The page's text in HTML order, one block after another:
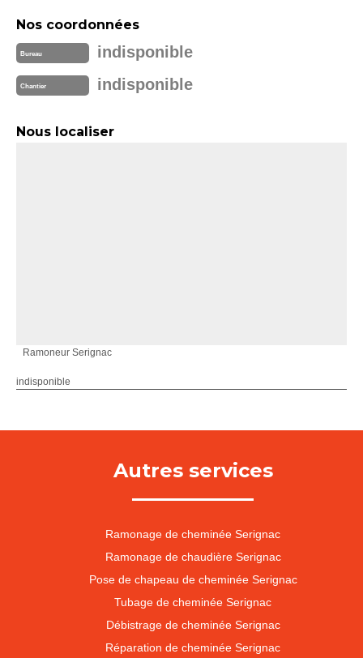
Nos coordonnées
Bureau indisponible
Chantier indisponible
Nous localiser
Ramoneur Serignac
indisponible
Autres services
Ramonage de cheminée Serignac
Ramonage de chaudière Serignac
Pose de chapeau de cheminée Serignac
Tubage de cheminée Serignac
Débistrage de cheminée Serignac
Réparation de cheminée Serignac